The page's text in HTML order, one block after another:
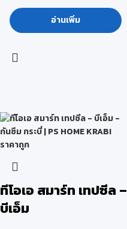
อ่านเพิ่ม
ทีโอเอ สมาร์ท เทปซีล –
บีเอ็ม